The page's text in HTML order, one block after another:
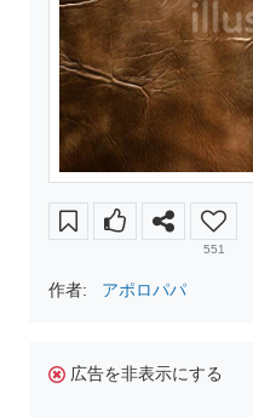
551
作者: アポロパパ
広告を非表示にする